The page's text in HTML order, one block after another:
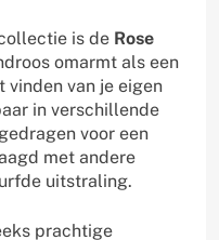
is de Rose
omarmt als een
vinden van je eigen
in verschillende
voor een
met andere
uitstraling.
prachtige